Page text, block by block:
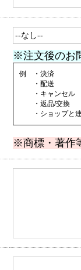
※注文後のお
例 ・決済
・配送
・キャンセル
・返品/交換
・ショップと連
※商標・著作